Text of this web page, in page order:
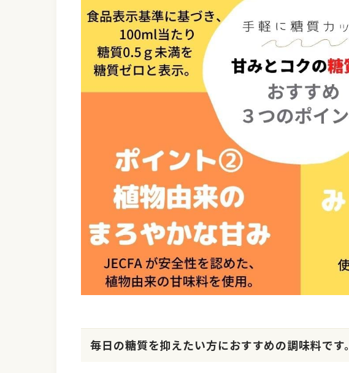
毎日の糖質を抑えたい方におすすめの調味料です。